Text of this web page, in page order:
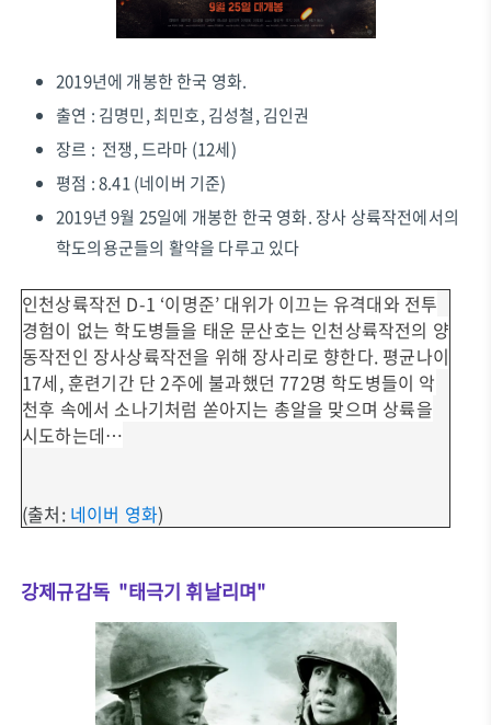
2019년에 개봉한 한국 영화.
출연 : 김명민, 최민호, 김성철, 김인권
장르 : 전쟁, 드라마 (12세)
평점 : 8.41 (네이버 기준)
2019년 9월 25일에 개봉한 한국 영화. 장사 상륙작전에서의
학도의용군들의 활약을 다루고 있다
인천상륙작전 D-1 ‘이명준’ 대위가 이끄는 유격대와 전투
경험이 없는 학도병들을 태운 문산호는 인천상륙작전의 양
동작전인 장사상륙작전을 위해 장사리로 향한다. 평균나이
17세, 훈련기간 단 2주에 불과했던 772명 학도병들이 악
천후 속에서 소나기처럼 쏟아지는 총알을 맞으며 상륙을
시도하는데…
(출처: 네이버 영화)
강제규감독 "태극기 휘날리며"